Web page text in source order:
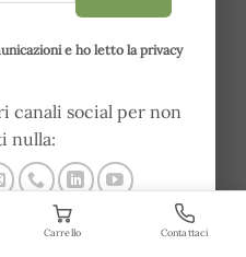
e ho letto la privacy
canali social per non
nulla:
Carrello Contattaci